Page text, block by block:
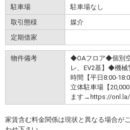
駐車場
駐車場なし
取引態様
媒介
定期借家
物件備考
◆OAフロア◆個別
レ、EV2基】◆機
時間【平日8:00-
立体駐車場【
ます→https://
家賃含む料金関係は現状と異なる場合が